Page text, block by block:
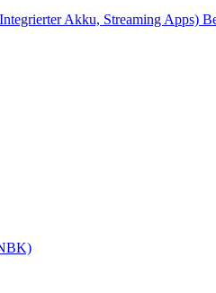
Akku, Streaming Apps)